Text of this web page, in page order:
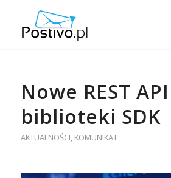
Nowe REST
biblioteki SDK
AKTUALNOŚCI, KOMUNIKAT